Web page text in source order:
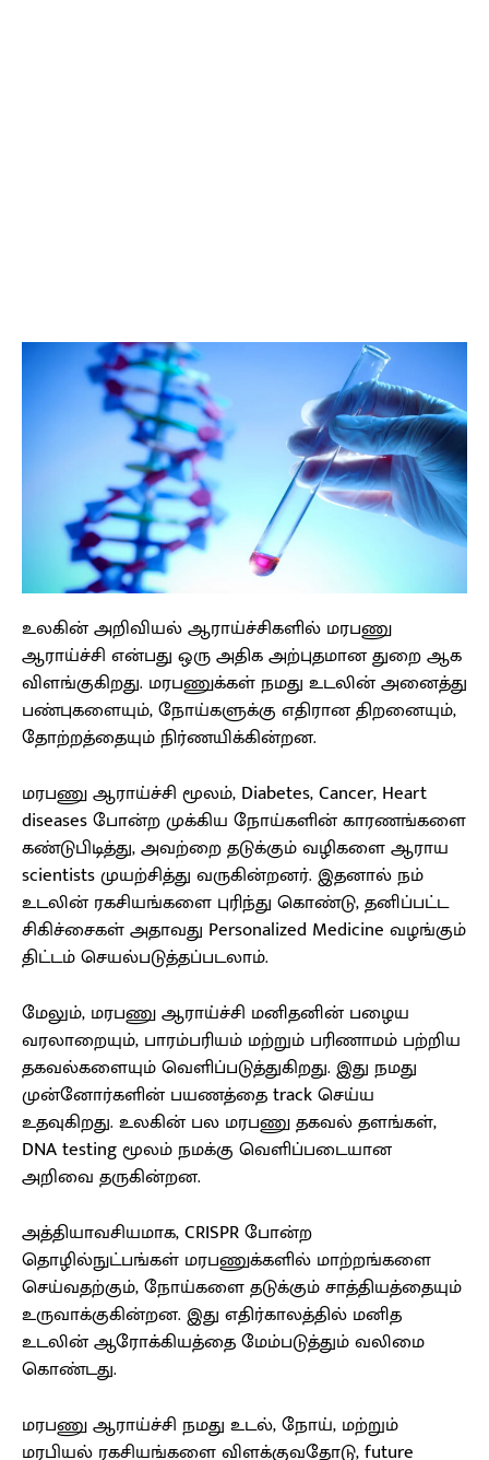
உலகின் அறிவியல் ஆராய்ச்சிகளில் மரபணு
ஆராய்ச்சி என்பது ஒரு அதிக அற்புதமான துறை ஆக
விளங்குகிறது. மரபணுக்கள் நமது உடலின் அனைத்து
பண்புகளையும், நோய்களுக்கு எதிரான திறனையும்,
தோற்றத்தையும் நிர்ணயிக்கின்றன.
மரபணு ஆராய்ச்சி மூலம், Diabetes, Cancer, Heart
diseases போன்ற முக்கிய நோய்களின் காரணங்களை
கண்டுபிடித்து, அவற்றை தடுக்கும் வழிகளை ஆராய
scientists முயற்சித்து வருகின்றனர். இதனால் நம்
உடலின் ரகசியங்களை புரிந்து கொண்டு, தனிப்பட்ட
சிகிச்சைகள் அதாவது Personalized Medicine வழங்கும்
திட்டம் செயல்படுத்தப்படலாம்.
மேலும், மரபணு ஆராய்ச்சி மனிதனின் பழைய
வரலாறையும், பாரம்பரியம் மற்றும் பரிணாமம் பற்றிய
தகவல்களையும் வெளிப்படுத்துகிறது. இது நமது
முன்னோர்களின் பயணத்தை track செய்ய
உதவுகிறது. உலகின் பல மரபணு தகவல் தளங்கள்,
DNA testing மூலம் நமக்கு வெளிப்படையான
அறிவை தருகின்றன.
அத்தியாவசியமாக, CRISPR போன்ற
தொழில்நுட்பங்கள் மரபணுக்களில் மாற்றங்களை
செய்வதற்கும், நோய்களை தடுக்கும் சாத்தியத்தையும்
உருவாக்குகின்றன. இது எதிர்காலத்தில் மனித
உடலின் ஆரோக்கியத்தை மேம்படுத்தும் வலிமை
கொண்டது.
மரபணு ஆராய்ச்சி நமது உடல், நோய், மற்றும்
மரபியல் ரகசியங்களை விளக்குவதோடு, future